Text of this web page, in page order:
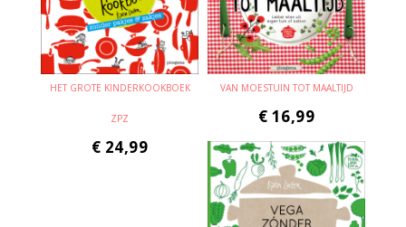
HET GROTE KINDERKOOKBOEK
ZPZ
€ 24,99
VAN MOESTUIN TOT MAALTIJD
€ 16,99